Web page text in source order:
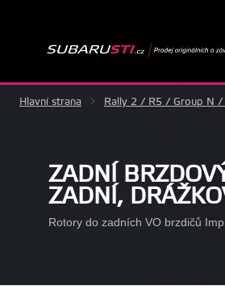
Hlavní strana > Rally 2 / R5 / Group N /
ZADNÍ
ZADNÍ,
Rotory do zadních VO brzdičů